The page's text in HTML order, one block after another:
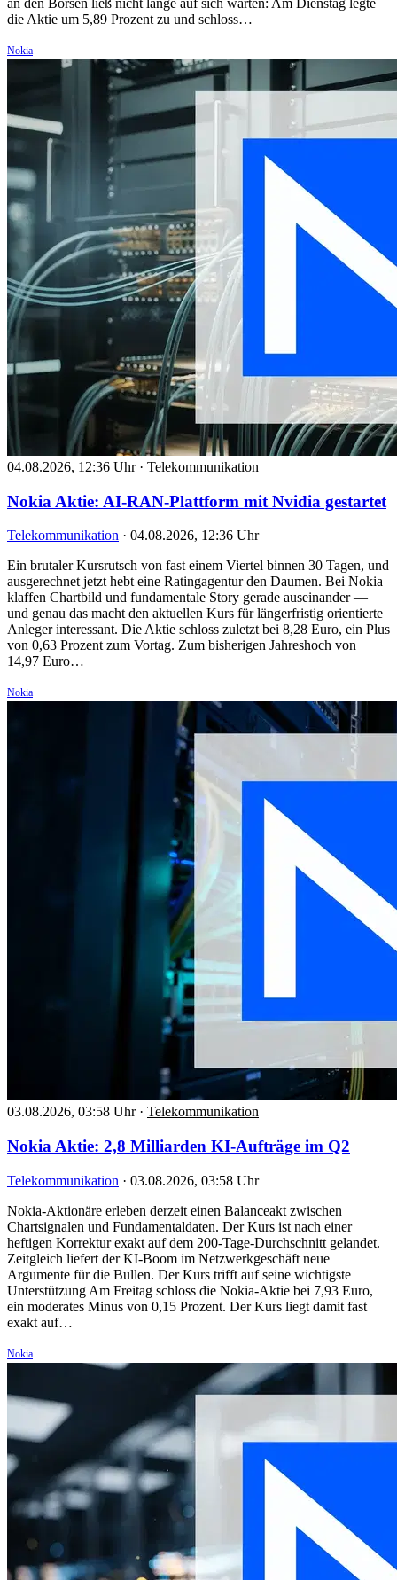
an den Börsen ließ nicht lange auf sich warten: Am Dienstag legte
die Aktie um 5,89 Prozent zu und schloss…
Nokia
04.08.2026, 12:36 Uhr · Telekommunikation
Nokia Aktie: AI-RAN-Plattform mit Nvidia gestartet
Telekommunikation · 04.08.2026, 12:36 Uhr
Ein brutaler Kursrutsch von fast einem Viertel binnen 30 Tagen, und
ausgerechnet jetzt hebt eine Ratingagentur den Daumen. Bei Nokia
klaffen Chartbild und fundamentale Story gerade auseinander —
und genau das macht den aktuellen Kurs für längerfristig orientierte
Anleger interessant. Die Aktie schloss zuletzt bei 8,28 Euro, ein Plus
von 0,63 Prozent zum Vortag. Zum bisherigen Jahreshoch von
14,97 Euro…
Nokia
03.08.2026, 03:58 Uhr · Telekommunikation
Nokia Aktie: 2,8 Milliarden KI-Aufträge im Q2
Telekommunikation · 03.08.2026, 03:58 Uhr
Nokia-Aktionäre erleben derzeit einen Balanceakt zwischen
Chartsignalen und Fundamentaldaten. Der Kurs ist nach einer
heftigen Korrektur exakt auf dem 200-Tage-Durchschnitt gelandet.
Zeitgleich liefert der KI-Boom im Netzwerkgeschäft neue
Argumente für die Bullen. Der Kurs trifft auf seine wichtigste
Unterstützung Am Freitag schloss die Nokia-Aktie bei 7,93 Euro,
ein moderates Minus von 0,15 Prozent. Der Kurs liegt damit fast
exakt auf…
Nokia